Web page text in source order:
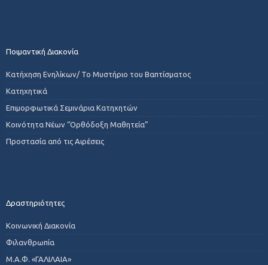
Ποιμαντική Διακονία
Κατήχηση Ενηλίκων/ Το Μυστήριο του Βαπτίσματος
Κατηχητικά
Επιμορφωτικά Σεμινάρια Κατηχητών
Κοινότητα Νέων “Ορθόδοξη Μαθητεία”
Προστασία από τις Αιρέσεις
Δραστηριότητες
Κοινωνική Διακονία
Φιλανθρωπία
Μ.Α.Φ. «ΓΑΛΙΛΑΙΑ»